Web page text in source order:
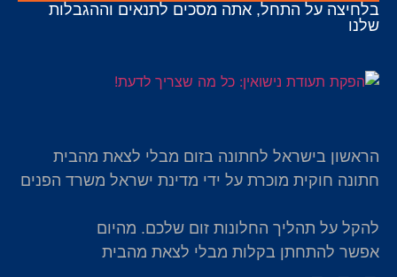
בלחיצה על התחל, אתה מסכים לתנאים וההגבלות
שלנו
הראשון בישראל לחתונה בזום מבלי לצאת מהבית
חתונה חוקית מוכרת על ידי מדינת ישראל משרד הפנים
להקל על תהליך החלונות זום שלכם. מהיום
אפשר להתחתן בקלות מבלי לצאת מהבית